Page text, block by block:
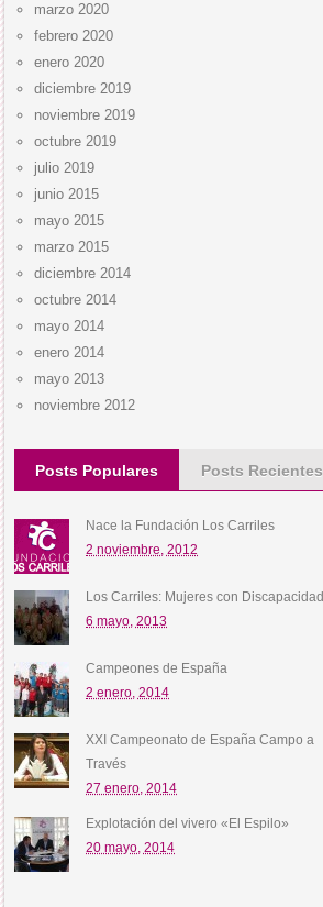
marzo 2020
febrero 2020
enero 2020
diciembre 2019
noviembre 2019
octubre 2019
julio 2019
junio 2015
mayo 2015
marzo 2015
diciembre 2014
octubre 2014
mayo 2014
enero 2014
mayo 2013
noviembre 2012
Posts Populares Posts Recientes
Nace la Fundación Los Carriles
2 noviembre, 2012
Los Carriles: Mujeres con Discapacidad
6 mayo, 2013
Campeones de España
2 enero, 2014
XXI Campeonato de España Campo a
Través
27 enero, 2014
Explotación del vivero «El Espilo»
20 mayo, 2014